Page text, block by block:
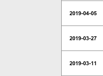
2019-04-05
2019-03-27
2019-03-11